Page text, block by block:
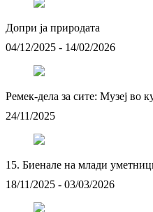
Допри ја природата
04/12/2025 - 14/02/2026
Ремек-дела за сите: Музеј во
24/11/2025
15. Биенале на млади
18/11/2025 - 03/03/2026